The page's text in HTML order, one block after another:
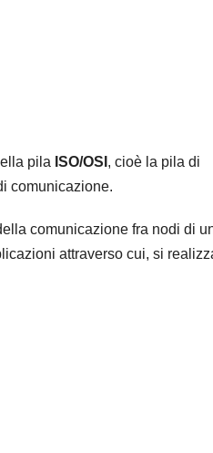
pila ISO/OSI , cioè la pila di
comunicazione.
comunicazione fra nodi di
attraverso cui, si